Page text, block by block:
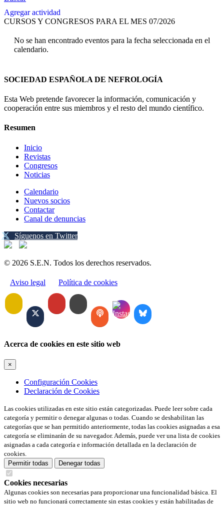
Agregar actividad
CURSOS Y CONGRESOS PARA EL MES 07/2026
No se han encontrado eventos para la fecha seleccionada en el
calendario.
SOCIEDAD ESPAÑOLA DE NEFROLOGÍA
Esta Web pretende favorecer la información, comunicación y
cooperación entre sus miembros y el resto del mundo científico.
Resumen
Inicio
Revistas
Congresos
Noticias
Calendario
Nuevos socios
Contactar
Canal de denuncias
Síguenos en Twitter
© 2026 S.E.N. Todos los derechos reservados.
Aviso legal Política de cookies
Acerca de cookies en este sitio web
×
Configuración Cookies
Declaración de Cookies
Las cookies utilizadas en este sitio están categorizadas. Puede leer sobre cada
categoría y permitir o denegar algunas o todas. Cuando se deshabilitan las
categorías que se han permitido anteriormente, todas las cookies asignadas a esa
categoría se eliminarán de su navegador. Además, puede ver una lista de cookies
asignadas a cada categoría e información detallada en la declaración de
cookies.
Permitir todas
Denegar todas
Cookies necesarias
Algunas cookies son necesarias para proporcionar una funcionalidad básica. El
sitio web no funcionará correctamente sin estas cookies y están habilitadas de